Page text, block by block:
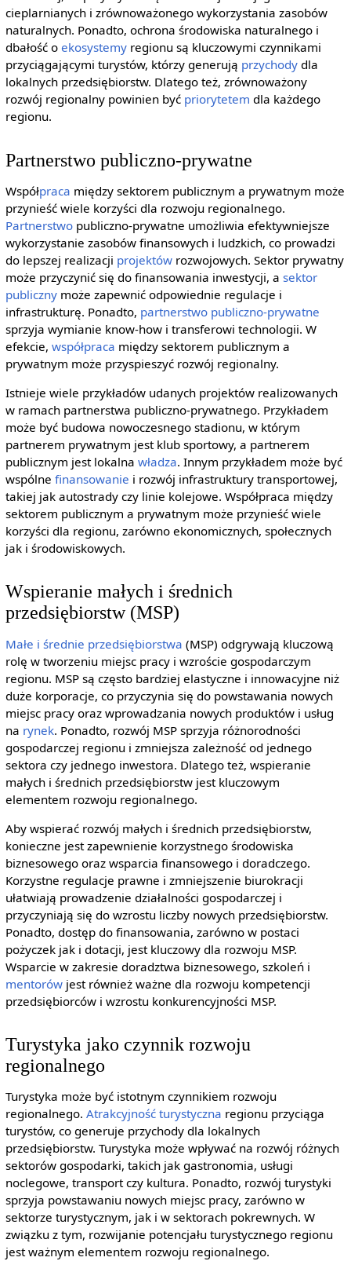
cieplarnianych i zrównoważonego wykorzystania zasobów
naturalnych. Ponadto, ochrona środowiska naturalnego i
dbałość o ekosystemyregionu są kluczowymi czynnikami
przyciągającymi turystów, którzy generują przychodydla
lokalnych przedsiębiorstw. Dlatego też, zrównoważony
rozwój regionalny powinien być priorytetem dla każdego
regionu.
Partnerstwo publiczno-prywatne
Współpraca między sektorem publicznym a prywatnym może
przynieść wiele korzyści dla rozwoju regionalnego.
Partnerstwopubliczno-prywatne umożliwia efektywniejsze
wykorzystanie zasobów finansowych i ludzkich, co prowadzi
do lepszej realizacji projektówrozwojowych. Sektor prywatny
może przyczynić się do finansowania inwestycji, a sektor
publicznymoże zapewnić odpowiednie regulacje i
infrastrukturę. Ponadto, partnerstwo publiczno-prywatne
sprzyja wymianie know-how i transferowi technologii. W
efekcie, współpraca między sektorem publicznym a
prywatnym może przyspieszyć rozwój regionalny.
Istnieje wiele przykładów udanych projektów realizowanych
w ramach partnerstwa publiczno-prywatnego. Przykładem
może być budowa nowoczesnego stadionu, w którym
partnerem prywatnym jest klub sportowy, a partnerem
publicznym jest lokalna władza. Innym przykładem może być
wspólne finansowanie i rozwój infrastruktury transportowej,
takiej jak autostrady czy linie kolejowe. Współpraca między
sektorem publicznym a prywatnym może przynieść wiele
korzyści dla regionu, zarówno ekonomicznych, społecznych
jak i środowiskowych.
Wspieranie małych i średnich
przedsiębiorstw (MSP)
Małe i średnie przedsiębiorstwa (MSP) odgrywają kluczową
rolę w tworzeniu miejsc pracy i wzroście gospodarczym
regionu. MSP są często bardziej elastyczne i innowacyjne niż
duże korporacje, co przyczynia się do powstawania nowych
miejsc pracy oraz wprowadzania nowych produktów i usług
na rynek. Ponadto, rozwój MSP sprzyja różnorodności
gospodarczej regionu i zmniejsza zależność od jednego
sektora czy jednego inwestora. Dlatego też, wspieranie
małych i średnich przedsiębiorstw jest kluczowym
elementem rozwoju regionalnego.
Aby wspierać rozwój małych i średnich przedsiębiorstw,
konieczne jest zapewnienie korzystnego środowiska
biznesowego oraz wsparcia finansowego i doradczego.
Korzystne regulacje prawne i zmniejszenie biurokracji
ułatwiają prowadzenie działalności gospodarczej i
przyczyniają się do wzrostu liczby nowych przedsiębiorstw.
Ponadto, dostęp do finansowania, zarówno w postaci
pożyczek jak i dotacji, jest kluczowy dla rozwoju MSP.
Wsparcie w zakresie doradztwa biznesowego, szkoleń i
mentorówjest również ważne dla rozwoju kompetencji
przedsiębiorców i wzrostu konkurencyjności MSP.
Turystyka jako czynnik rozwoju
regionalnego
Turystyka może być istotnym czynnikiem rozwoju
regionalnego. Atrakcyjność turystyczna regionu przyciąga
turystów, co generuje przychody dla lokalnych
przedsiębiorstw. Turystyka może wpływać na rozwój różnych
sektorów gospodarki, takich jak gastronomia, usługi
noclegowe, transport czy kultura. Ponadto, rozwój turystyki
sprzyja powstawaniu nowych miejsc pracy, zarówno w
sektorze turystycznym, jak i w sektorach pokrewnych. W
związku z tym, rozwijanie potencjału turystycznego regionu
jest ważnym elementem rozwoju regionalnego.